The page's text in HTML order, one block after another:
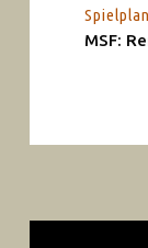
Spielplan
MSF: